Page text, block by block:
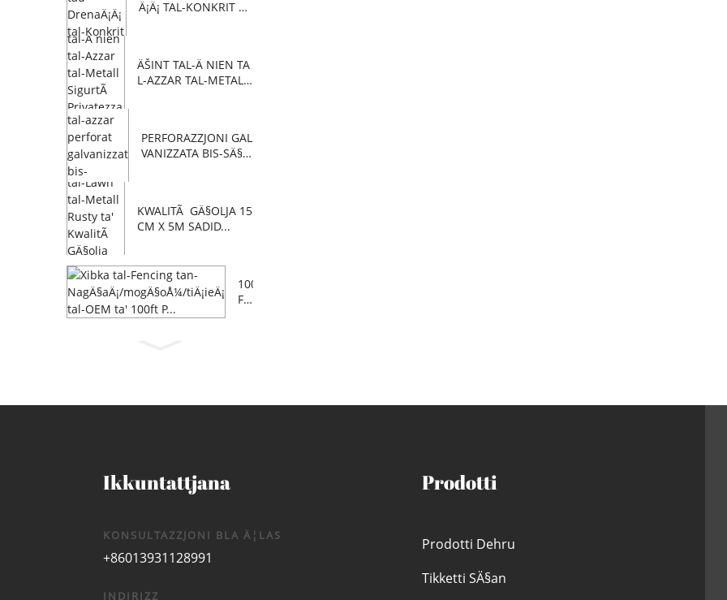
Ä¡Ä¡ TAL-KONKRIT P
ÄŠINT TAL-Ä NIEN TA
L-AZZAR TAL-METAL
PERFORAZZJONI GAL
VANIZZATA BIS-SÄ§U
KWALITÃ GÄ§OLJA 15
CM X 5M SADID...
100
FT
§AÄ
Ikkuntattjana
KONSULTAZZJONI BLA Ä¦LAS
+86013931128991
INDIRIZZ
Prodotti
Prodotti Dehru
Tikketti SÄ§an